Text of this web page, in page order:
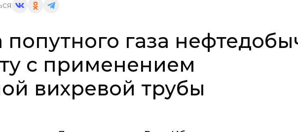
попутного газа
с применением
вихревой трубы